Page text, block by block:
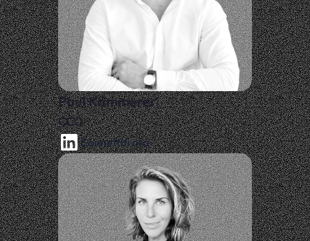
Paul Kammerer
CCO
Connettiti ora